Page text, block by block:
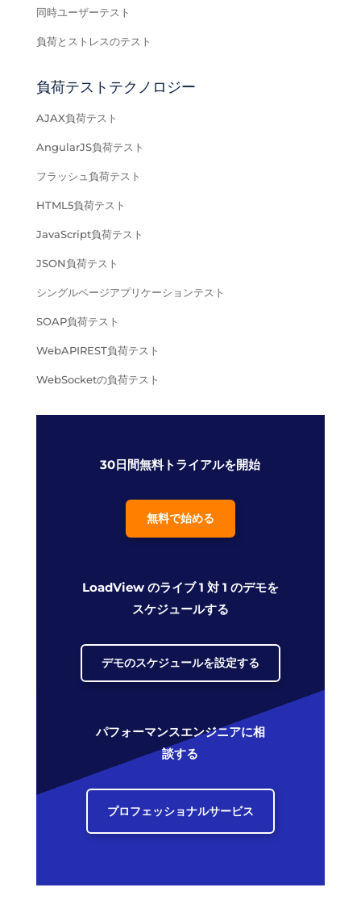
同時ユーザーテスト
負荷とストレスのテスト
負荷テストテクノロジー
AJAX負荷テスト
AngularJS負荷テスト
フラッシュ負荷テスト
HTML5負荷テスト
JavaScript負荷テスト
JSON負荷テスト
シングルページアプリケーションテスト
SOAP負荷テスト
WebAPIREST負荷テスト
WebSocketの負荷テスト
30日間無料トライアルを開始
無料で始める
LoadView のライブ 1 対 1 のデモを
スケジュールする
デモのスケジュールを設定する
パフォーマンスエンジニアに相
談する
プロフェッショナルサービス